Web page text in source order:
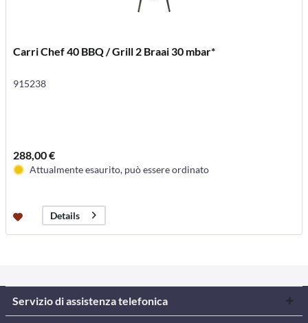
Carri Chef 40 BBQ / Grill 2 Braai 30 mbar*
915238
288,00 €
Attualmente esaurito, può essere ordinato
Details
Servizio di assistenza telefonica